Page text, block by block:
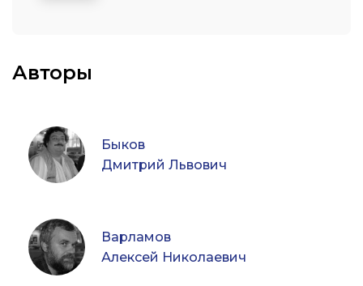
Авторы
Быков
Дмитрий Львович
Варламов
Алексей Николаевич